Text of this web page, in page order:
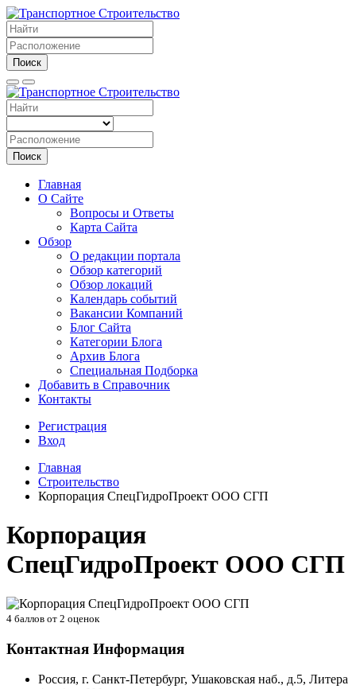
Поиск
Поиск
Главная
О Сайте
Вопросы и Ответы
Карта Сайта
Обзор
О редакции портала
Обзор категорий
Обзор локаций
Календарь событий
Вакансии Компаний
Блог Сайта
Категории Блога
Архив Блога
Специальная Подборка
Добавить в Справочник
Контакты
Регистрация
Вход
Главная
Строительство
Корпорация СпецГидроПроект ООО СГП
Корпорация
СпецГидроПроект ООО СГП
4 баллов от 2 оценок
Контактная Информация
Россия, г. Санкт-Петербург, Ушаковская наб., д.5, Литера